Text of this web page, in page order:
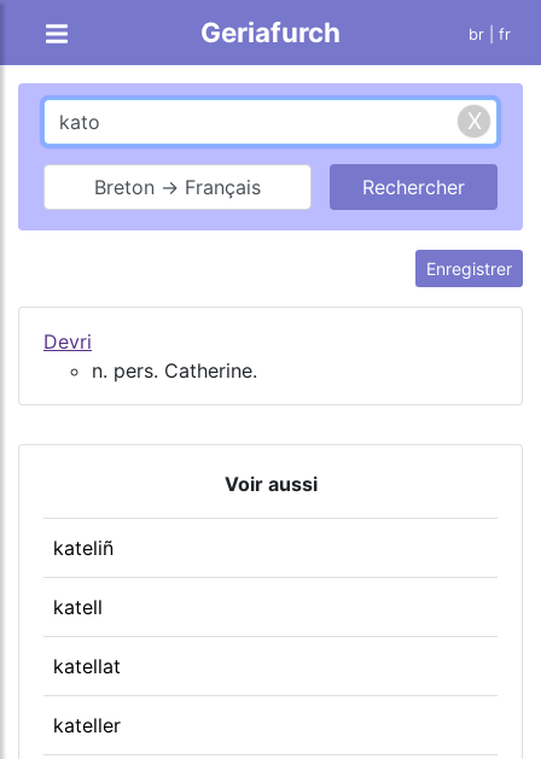
Geriafurch br | fr
Breton → Français
Enregistrer
Devri
n. pers. Catherine.
Voir aussi
kateliñ
katell
katellat
kateller